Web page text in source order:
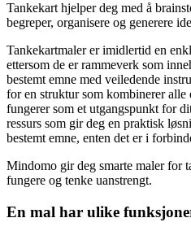
Tankekart hjelper deg med å
begreper, organisere og generere
Tankekartmaler er imidlertid en
ettersom de er rammeverk som
bestemt emne med veiledende
for en struktur som kombinerer alle
fungerer som et utgangspunkt for
ressurs som gir deg en praktisk
bestemt emne, enten det er i
Mindomo gir deg smarte maler for
fungere og tenke uanstrengt.
En mal har ulike